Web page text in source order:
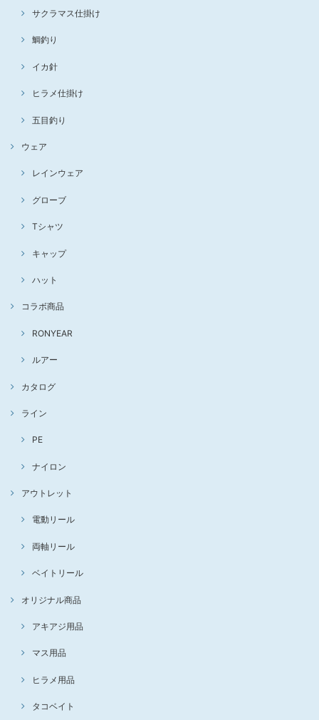
サクラマス仕掛け
鯛釣り
イカ針
ヒラメ仕掛け
五目釣り
ウェア
レインウェア
グローブ
Tシャツ
キャップ
ハット
コラボ商品
RONYEAR
ルアー
カタログ
ライン
PE
ナイロン
アウトレット
電動リール
両軸リール
ベイトリール
オリジナル商品
アキアジ用品
マス用品
ヒラメ用品
タコベイト